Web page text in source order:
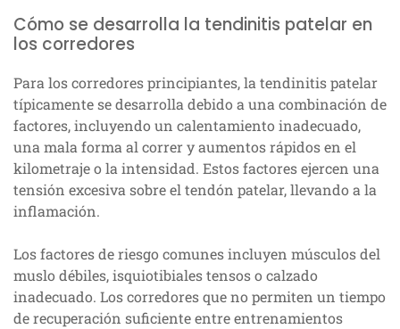
Cómo se desarrolla la tendinitis patelar en
los corredores
Para los corredores principiantes, la tendinitis patelar
típicamente se desarrolla debido a una combinación de
factores, incluyendo un calentamiento inadecuado,
una mala forma al correr y aumentos rápidos en el
kilometraje o la intensidad. Estos factores ejercen una
tensión excesiva sobre el tendón patelar, llevando a la
inflamación.
Los factores de riesgo comunes incluyen músculos del
muslo débiles, isquiotibiales tensos o calzado
inadecuado. Los corredores que no permiten un tiempo
de recuperación suficiente entre entrenamientos